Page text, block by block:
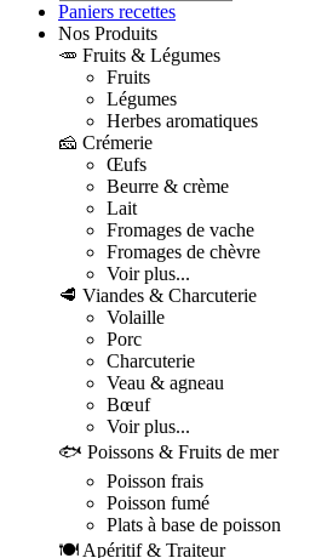
Paniers recettes
Nos Produits
🥕 Fruits & Légumes
Fruits
Légumes
Herbes aromatiques
🧀 Crémerie
Œufs
Beurre & crème
Lait
Fromages de vache
Fromages de chèvre
Voir plus...
🥩 Viandes & Charcuterie
Volaille
Porc
Charcuterie
Veau & agneau
Bœuf
Voir plus...
🐟 Poissons & Fruits de mer
Poisson frais
Poisson fumé
Plats à base de poisson
🍽️ Apéritif & Traiteur